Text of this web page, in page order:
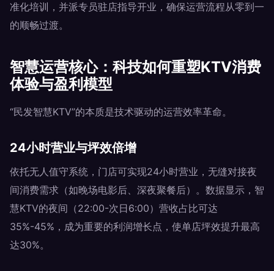
准化培训，并派专员驻店指导开业，确保运营流程从零到一
的顺畅过渡。
智慧运营核心：科技如何重塑KTV消费
体验与盈利模型
“民发智慧KTV”的本质是技术驱动的运营效率革命。
24小时营业与坪效倍增
依托无人值守系统，门店可实现24小时营业，无缝对接夜
间消费需求（如晚场电影后、深夜聚餐后）。数据显示，智
慧KTV的夜间（22:00-次日6:00）营收占比可达
35%-45%，成为重要的利润增长点，使单店坪效提升最高
达30%。